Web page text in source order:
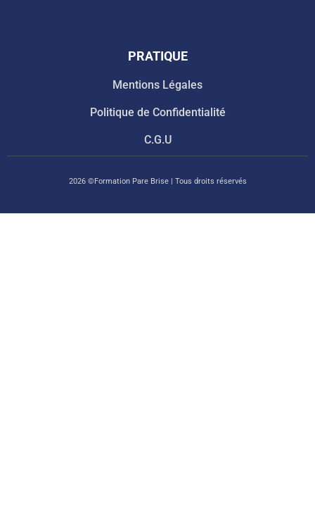
PRATIQUE
Mentions Légales
Politique de Confidentialité
C.G.U
2026 ©Formation Pare Brise | Tous droits réservés